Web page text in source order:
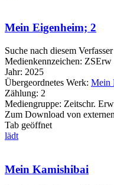
Mein Eigenheim; 2
Suche nach diesem Verfasser
Medienkennzeichen: ZSErw
Jahr: 2025
Übergeordnetes Werk: Mein
Zählung: 2
Mediengruppe: Zeitschr.
Zum Download von
Tab geöffnet
lädt
Mein Kamishibai